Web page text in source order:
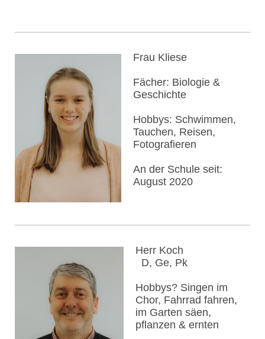
Frau Kliese
Fächer: Biologie &
Geschichte
Hobbys: Schwimmen,
Tauchen, Reisen,
Fotografieren
An der Schule seit:
August 2020
Herr Koch
D, Ge, Pk
Hobbys? Singen im
Chor, Fahrrad fahren,
im Garten säen,
pflanzen & ernten